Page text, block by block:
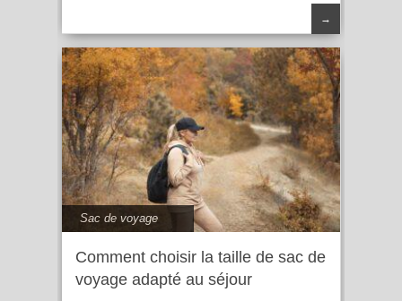
→
Sac de voyage
Comment choisir la taille de sac de
voyage adapté au séjour